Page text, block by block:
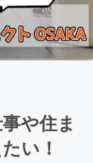
や住ま
い！